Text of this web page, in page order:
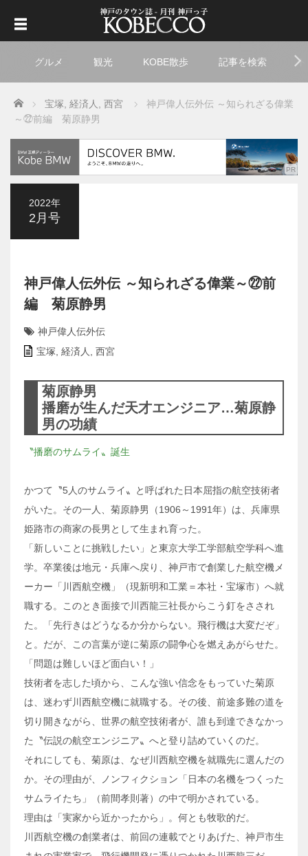
グルメ 観光 KOBE散歩 記事を検索
Home 宝塚 経済人 西宮
神戸偉人伝外伝 ～知られざる偉業
～㉒前編 菊原静男
2022年
2月号
神戸偉人伝外伝 ～知られざる偉業～㉒前
編 菊原静男
神戸偉人伝外伝
宝塚 経済人 西宮
菊原静男
播磨が生んだ天才エンジニア…菊原静
男の功績
〝播磨のサムライ〟誕生
かつて〝5人のサムライ〟と呼ばれた日本屈指の航空技術者
がいた。その一人、菊原静男（1906～1991年）は、兵庫県
姫路市の商家の長男として生まれ育った。
「新しいことに挑戦したい」と東京大学工学部航空学科へ進
学。卒業後は地元・兵庫へ戻り、神戸市で創業した航空機メ
ーカー「川西航空機」（現新明和工業＝本社・宝塚市）へ就
職する。このとき面接で川西龍三社長からこう釘をさされ
た。「先行きはどうなるか分からない。飛行機は大変だぞ」
と。だが、この言葉が逆に菊原の闘争心を燃えあがらせた。
「問題は難しいほど面白い！」
技術者を志した頃から、こんな強い信念をもっていた菊原
は、迷わず川西航空機に就職する。その後、前途多難の道を
切り開きながら、世界の航空技術者が、誰も到達できなかっ
た〝伝説の航空エンジニア〟へと登り詰めていくのだ。
それにしても、菊原は、なぜ川西航空機を就職先に選んだの
か。その理由が、ノンフィクション「日本の名機をつくった
サムライたち」（前間孝則著）の中で明かされている。
理由は「実家から近かったから」。何とも牧歌的だ。
川西航空機の創業者は、前回の連載でとりあげた、神戸市生